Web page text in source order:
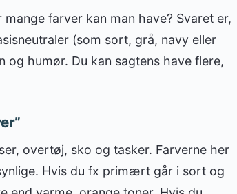
farver kan man have? Svaret er,
(som sort, grå, navy eller
humør. Du kan sagtens have flere,
overtøj, sko og tasker. Farverne her
Hvis du fx primært går i sort og